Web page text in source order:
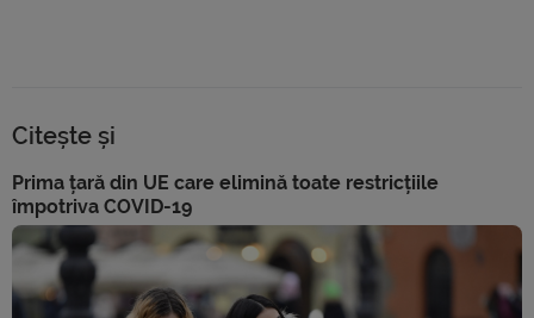
Citește și
Prima țară din UE care elimină toate restricțiile
împotriva COVID-19